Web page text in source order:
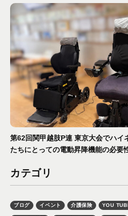
第62回関甲越肢P連 東京大会でハイ
たちにとっての電動昇降機能の必要
カテゴリ
ブログ イベント 介護保険 YOU